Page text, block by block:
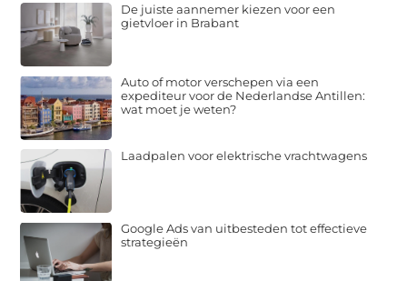
De juiste aannemer kiezen voor een
gietvloer in Brabant
Auto of motor verschepen via een
expediteur voor de Nederlandse Antillen:
wat moet je weten?
Laadpalen voor elektrische vrachtwagens
Google Ads van uitbesteden tot effectieve
strategieën